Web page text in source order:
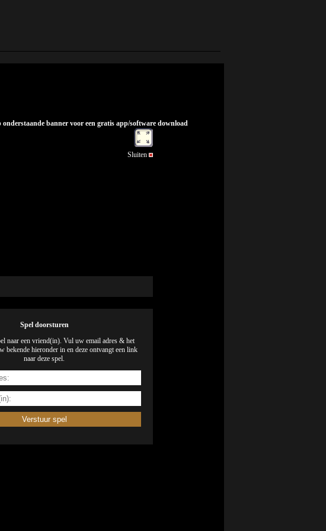
banner voor een gratis app/software download
Sluiten
Spel doorsturen
naar een vriend(in). Vul uw email adres & het
bekende hieronder in en deze ontvangt een link
naar deze spel.